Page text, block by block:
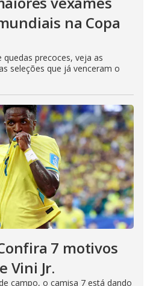
na Copa
precoces, veja as
seleções que já venceram o
7 motivos
Vini Jr.
campo, o camisa 7 está dando